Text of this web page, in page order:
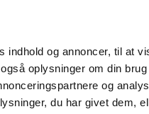
indhold og annoncer, til at
oplysninger om din
og
du har givet dem,